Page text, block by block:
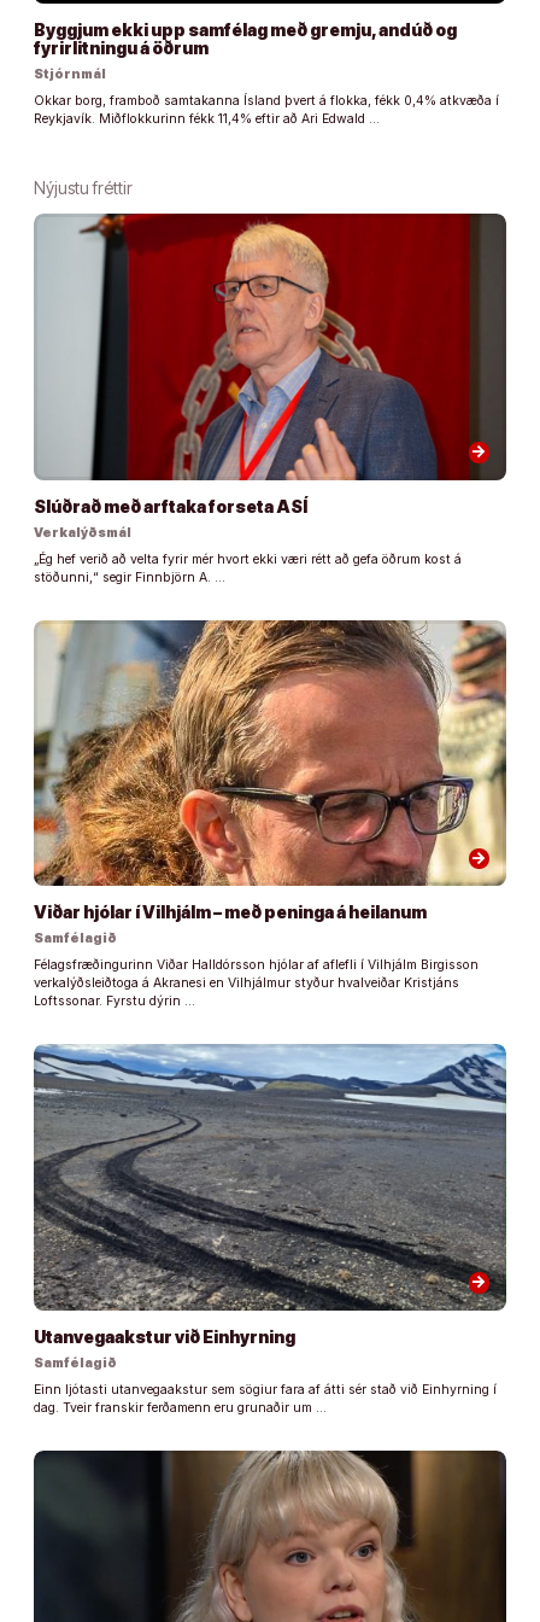
Byggjum ekki upp samfélag með gremju, andúð og
fyrirlitningu á öðrum
Stjórnmál
Okkar borg, framboð samtakanna Ísland þvert á flokka, fékk 0,4% atkvæða í
Reykjavík. Miðflokkurinn fékk 11,4% eftir að Ari Edwald …
Nýjustu fréttir
arrow_forward
Slúðrað með arftaka forseta ASÍ
Verkalýðsmál
„Ég hef verið að velta fyrir mér hvort ekki væri rétt að gefa öðrum kost á
stöðunni,“ segir Finnbjörn A. …
arrow_forward
Viðar hjólar í Vilhjálm – með peninga á heilanum
Samfélagið
Félagsfræðingurinn Viðar Halldórsson hjólar af aflefli í Vilhjálm Birgisson
verkalýðsleiðtoga á Akranesi en Vilhjálmur styður hvalveiðar Kristjáns
Loftssonar. Fyrstu dýrin …
arrow_forward
Utanvegaakstur við Einhyrning
Samfélagið
Einn ljótasti utanvegaakstur sem sögiur fara af átti sér stað við Einhyrning í
dag. Tveir franskir ferðamenn eru grunaðir um …